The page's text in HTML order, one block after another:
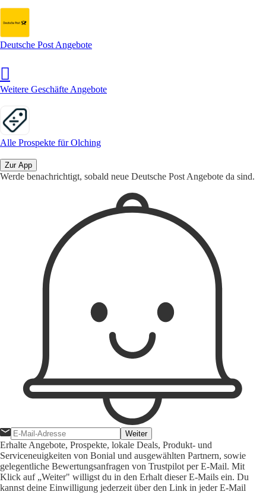
Deutsche Post Angebote
Weitere Geschäfte Angebote
Alle Prospekte für Olching
Zur App
Werde benachrichtigt, sobald neue Deutsche Post Angebote da sind.
Weiter
Erhalte Angebote, Prospekte, lokale Deals, Produkt- und
Serviceneuigkeiten von Bonial und ausgewählten Partnern, sowie
gelegentliche Bewertungsanfragen von Trustpilot per E-Mail. Mit
Klick auf „Weiter" willigst du in den Erhalt dieser E-Mails ein. Du
kannst deine Einwilligung jederzeit über den Link in jeder E-Mail